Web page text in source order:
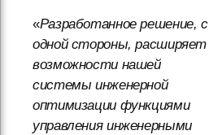
«Разработанное решение, с
одной стороны, расширяет
возможности нашей
системы инженерной
оптимизации функциями
управления инженерными